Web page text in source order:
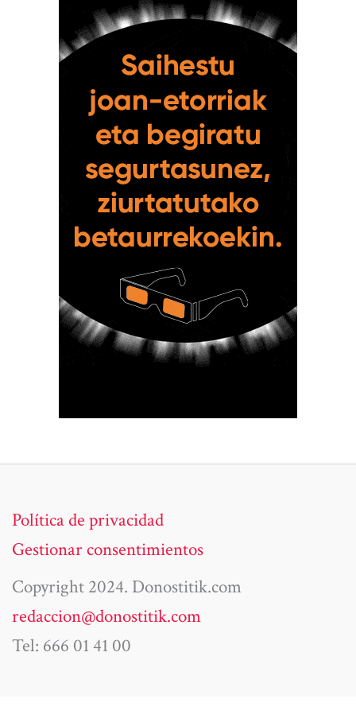
Política de privacidad
Gestionar consentimientos
Copyright 2024. Donostitik.com
redaccion@donostitik.com
Tel: 666 01 41 00